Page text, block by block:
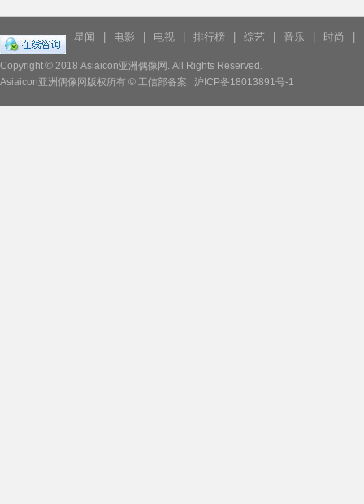
星闻 电影 电视 排行榜 综艺 音乐 时尚
Copyright © 2018 Asiaicon亚洲偶像网. All Rights Reserved.
Asiaicon亚洲偶像网版权所有 © 工信部备案: 沪ICP备18013891号-1